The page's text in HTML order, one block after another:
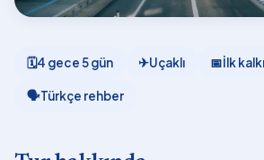
🗓4 gece 5 gün ✈Uçaklı 📅İlk
🗣Türkçe rehber